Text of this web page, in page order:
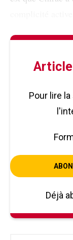
Article
Pour lire
Déjà